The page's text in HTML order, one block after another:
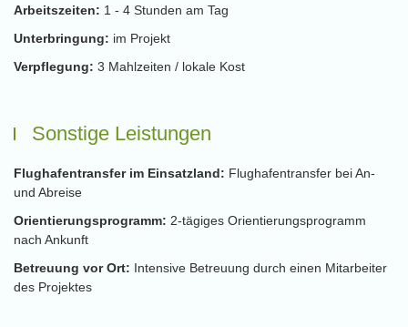
Arbeitszeiten: 1 - 4 Stunden am Tag
Unterbringung: im Projekt
Verpflegung: 3 Mahlzeiten / lokale Kost
Sonstige Leistungen
Flughafentransfer im Einsatzland: Flughafentransfer bei An-
und Abreise
Orientierungsprogramm: 2-tägiges Orientierungsprogramm
nach Ankunft
Betreuung vor Ort: Intensive Betreuung durch einen Mitarbeiter
des Projektes